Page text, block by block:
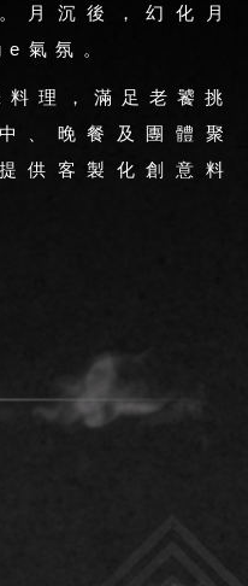
月沉後，幻化月
氣氛。
理，滿足老饕挑
、晚餐及團體聚
供客製化創意料